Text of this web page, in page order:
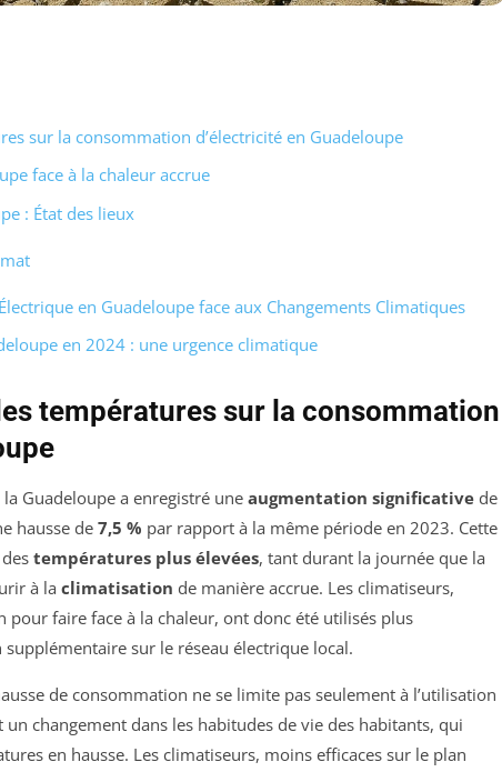
sur la consommation d’électricité en Guadeloupe
face à la chaleur accrue
: État des lieux
en Guadeloupe face aux Changements Climatiques
en 2024 : une urgence climatique
températures sur la consommation
Guadeloupe a enregistré une augmentation significative de
hausse de7,5 % par rapport à la même période en 2023. Cette
températures plus élevées, tant durant la journée que la
à la climatisation de manière accrue. Les climatiseurs,
faire face à la chaleur, ont donc été utilisés plus
sur le réseau électrique local.
de consommation ne se limite pas seulement à l’utilisation
changement dans les habitudes de vie des habitants, qui
en hausse. Les climatiseurs, moins efficaces sur le plan